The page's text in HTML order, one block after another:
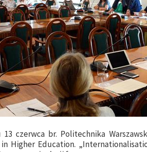
13 czerwca br. Politechnika
Higher Education.